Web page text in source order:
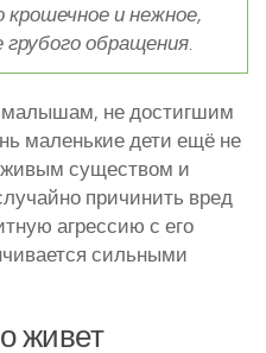
и нежное,
обращения.
малышам, не достигшим
маленькие дети ещё не
существом и
причинить вред
агрессию с его
сильными
живет